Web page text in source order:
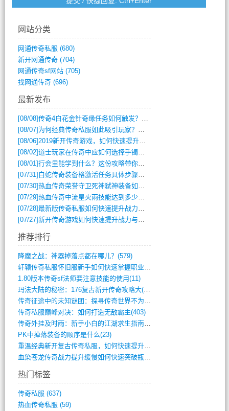
网站分类
网通传奇私服 (680)
新开网通传奇(704)
网通传奇sf网站(705)
找网通传奇(696)
最新发布
[08/08]传奇4白花金针奇缘任务如何触发？完整攻略解析
[08/07] 为何经典传奇私服如此吸引玩家？深度攻略解析
[08/06]2019新开传奇游戏，如何快速提升角色等级？
[08/02]道士玩家在传奇中应如何选择手镯装备？
[08/01]行会里能学到什么？这份攻略带你全掌握
[07/31] 白蛇传奇装备格激活任务具体步骤是什么？如何完成？
[07/30]热血传奇荣誉守卫死神弑神装备如何获取与佩戴攻略？
[07/29]热血传奇中流星火雨技能达到多少级可以开始练装备？
[07/28]最新版传奇私服如何快速提升战力与获取稀有装备？
[07/27]新开传奇游戏如何快速提升战力与获取稀有装备？
推荐排行
降魔之战：神器掉落点都在哪儿？(579)
轩辕传奇私服怀旧服新手如何快速掌握职业选(993)
1.80版本传奇sf法师要注意技能的使用(11)
玛法大陆的秘密：176复古新开传奇攻略大(486)
传奇征途中的未知谜团：探寻传奇世界不为人(595)
传奇私服巅峰对决：如何打造无敌霸主(403)
传奇外挂及时雨：新手小白的江湖求生指南(802)
PK中掉落装备的顺序是什么(23)
重温经典新开复古传奇私服，如何快速提升等(392)
血染苍龙传奇战力提升缓慢如何快速突破瓶颈(654)
热门标签
传奇私服 (637)
热血传奇私服 (59)